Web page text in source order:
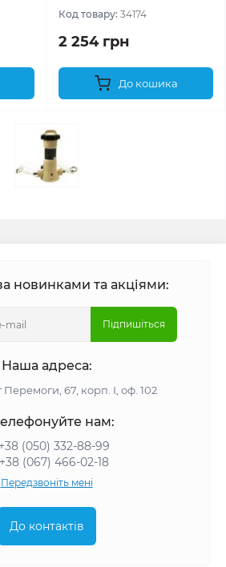
Код товару: 34174
2 254 грн
До кошика
новинками та акціями:
Підпишіться
Наша адреса:
Перемоги, 67, корп. І, оф. 102
нам:
+38 (050) 332-88-99
+38 (067) 466-02-18
Передзвоніть мені
До контактів